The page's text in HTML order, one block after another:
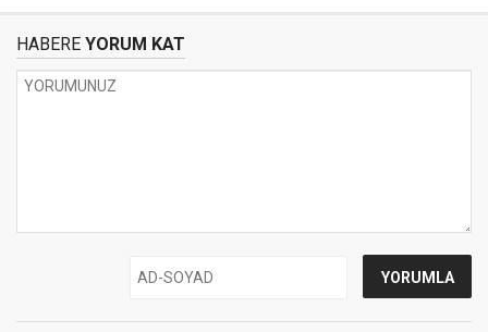
HABERE YORUM KAT